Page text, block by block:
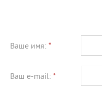
Ваше имя: *
Ваш e-mail: *